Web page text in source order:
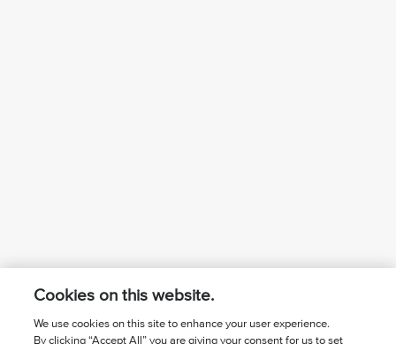
Cookies on this website.
We use cookies on this site to enhance your user experience.
By clicking “Accept All” you are giving your consent for us to set